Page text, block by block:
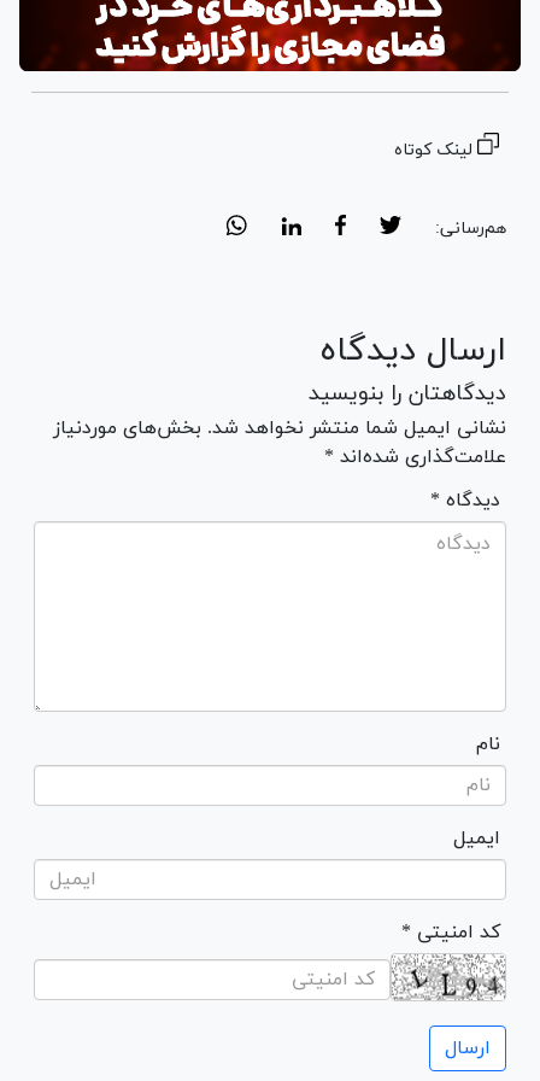
لینک کوتاه
هم‌رسانی:
ارسال دیدگاه
دیدگاهتان را بنویسید
نشانی ایمیل شما منتشر نخواهد شد. بخش‌های موردنیاز
علامت‌گذاری شده‌اند *
* دیدگاه
نام
ایمیل
* کد امنیتی